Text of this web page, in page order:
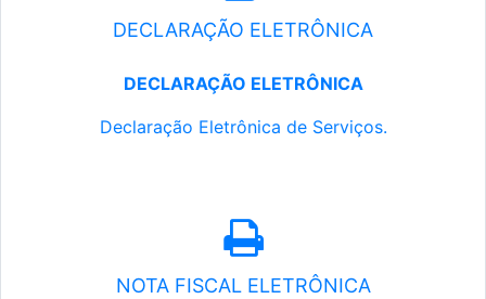
DECLARAÇÃO ELETRÔNICA
DECLARAÇÃO ELETRÔNICA
Declaração Eletrônica de Serviços.
NOTA FISCAL ELETRÔNICA